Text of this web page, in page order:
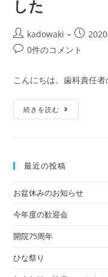
した
kadowaki
0件のコメント
こんにちは。歯科責任
続きを読む
最近の投稿
お盆休みのお知らせ
今年度の歓迎会
開院75周年
ひな祭り